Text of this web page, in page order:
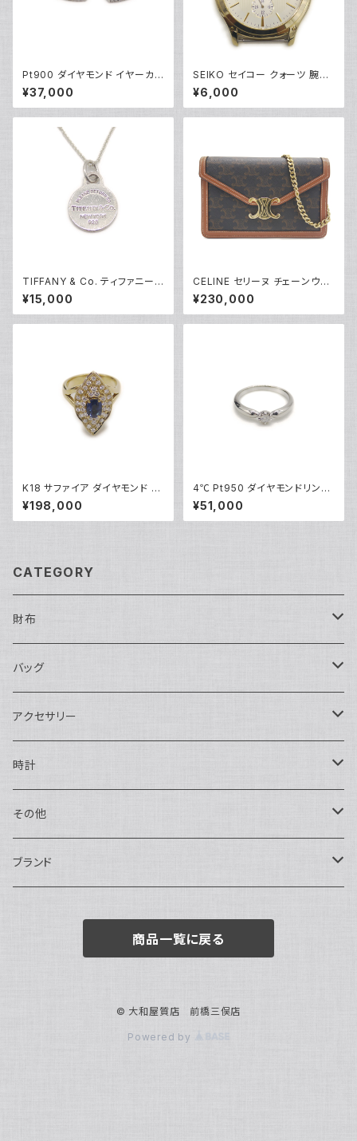
Pt900 ダイヤモンド イヤーカフ
プラチナ Y05254
¥37,000
SEIKO セイコー クォーツ 腕時
計 白文字盤 5Y66-0AB0 ※ベ
ルト無し Y05278
¥6,000
TIFFANY & Co. ティファニー
リターントゥ ラウンドタグ ネック
レス シルバー925 アズキチェー
ン Y05235
¥15,000
CELINE セリーヌ チェーンウォ
レット マーゴ トリオンフキャンバ
ス ショルダーバッグ 10L462D
QB.04LU Y05229
¥230,000
K18 サファイア ダイヤモンド デ
ザインリング 18金 指輪 12号 Y
05246
¥198,000
4℃ Pt950 ダイヤモンドリング
プラチナ 指輪 8号 Y05243
¥51,000
CATEGORY
財布
長財布
二つ折り
バッグ
ショルダーバッグ・ボディバッグ
ハンドバッグ・ポーチ
トートバッグ
バックパック・リュックサック
ボストンバッグ
アクセサリー
ネックレス
指輪
ピアス・イヤリング
チャーム・キーホルダー
時計
アナログ・機械式
アナログ・クォーツ
その他
ペン・万年筆
ブランド
BOTTEGA VENETA
商品一覧に戻る
© 大和屋質店 前橋三俣店
Powered by